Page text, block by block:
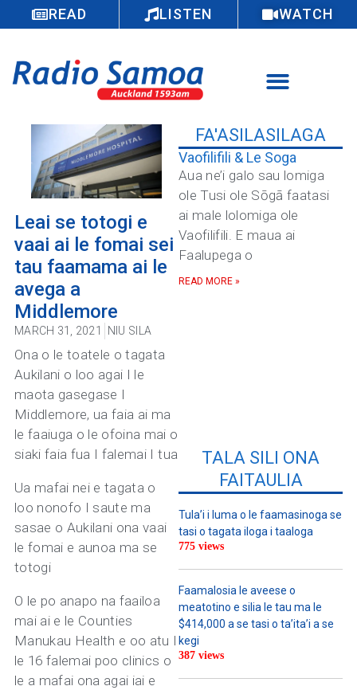
READ LISTEN WATCH
Leai se totogi e
vaai ai le fomai sei
tau faamama ai le
avega a
Middlemore
MARCH 31, 2021 NIU SILA
Ona o le toatele o tagata
Aukilani o loo agai I le
maota gasegase I
Middlemore, ua faia ai ma
le faaiuga o le ofoina mai o
siaki faia fua I falemai I tua
Ua mafai nei e tagata o
loo nonofo I saute ma
sasae o Aukilani ona vaai
le fomai e aunoa ma se
totogi
O le po anapo na faailoa
mai ai e le Counties
Manukau Health e oo atu I
le 16 falemai poo clinics o
le a mafai ona agai iai e
FA'ASILASILAGA
Vaofilifili & Le Soga
Aua ne’i galo sau lomiga
ole Tusi ole Sōgā faatasi
ai male lolomiga ole
Vaofilifili. E maua ai
Faalupega o
READ MORE »
TALA SILI ONA
FAITAULIA
Tula’i i luma o le faamasinoga se
tasi o tagata iloga i taaloga
775 views
Faamalosia le aveese o
meatotino e silia le tau ma le
$414,000 a se tasi o ta’ita’i a se
kegi
387 views